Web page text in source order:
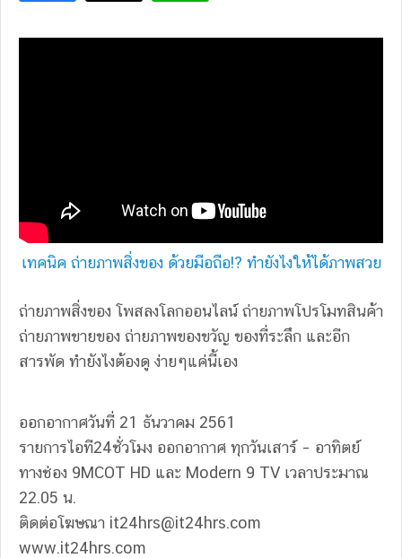
เทคนิค ถ่ายภาพสิ่งของ ด้วยมือถือ!? ทำยังไงให้ได้ภาพสวย
ถ่ายภาพสิ่งของ โพสลงโลกออนไลน์ ถ่ายภาพโปรโมทสินค้า
ถ่ายภาพขายของ ถ่ายภาพของขวัญ ของที่ระลึก และอีก
สารพัด ทำยังไงต้องดู ง่ายๆแค่นี้เอง
ออกอากาศวันที่ 21 ธันวาคม 2561
รายการไอที24ชั่วโมง ออกอากาศ ทุกวันเสาร์ – อาทิตย์
ทางช่อง 9MCOT HD และ Modern 9 TV เวลาประมาณ
22.05 น.
ติดต่อโฆษณา it24hrs@it24hrs.com
www.it24hrs.com